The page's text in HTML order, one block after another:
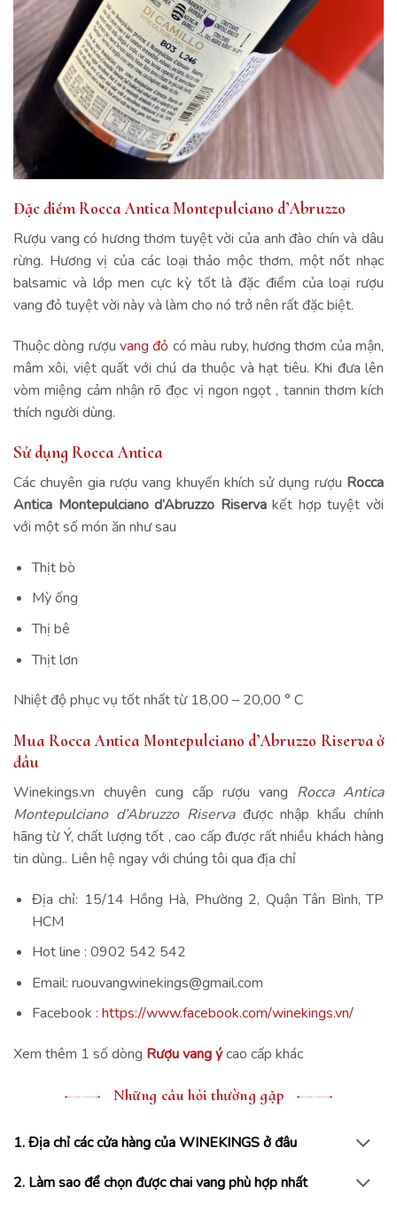
Đặc điểm Rocca Antica Montepulciano d’Abruzzo
Rượu vang có hương thơm tuyệt vời của anh đào chín và dâu
rừng. Hương vị của các loại thảo mộc thơm, một nốt nhạc
balsamic và lớp men cực kỳ tốt là đặc điểm của loại rượu
vang đỏ tuyệt vời này và làm cho nó trở nên rất đặc biệt.
Thuộc dòng rượuvang đỏ có màu ruby, hương thơm của mận,
mâm xôi, việt quất với chú da thuộc và hạt tiêu. Khi đưa lên
vòm miệng cảm nhận rõ đọc vị ngon ngọt , tannin thơm kích
thích người dùng.
Sử dụng Rocca Antica
Các chuyên gia rượu vang khuyến khích sử dụng rượu Rocca
Antica Montepulciano d’Abruzzo Riservakết hợp tuyệt vời
với một số món ăn như sau
Thịt bò
Mỳ ống
Thị bê
Thịt lơn
Nhiệt độ phục vụ tốt nhất từ 18,00 – 20,00 ° C
Mua Rocca Antica Montepulciano d’Abruzzo Riserva ở
đâu
Winekings.vn chuyên cung cấp rượu vang Rocca Antica
Montepulciano d’Abruzzo Riservađược nhập khẩu chính
hãng từ Ý, chất lượng tốt , cao cấp được rất nhiều khách hàng
tin dùng.. Liên hệ ngay với chúng tôi qua địa chỉ
Địa chỉ: 15/14 Hồng Hà, Phường 2, Quận Tân Bình, TP
HCM
Hot line : 0902 542 542
Email: ruouvangwinekings@gmail.com
Facebook : https://www.facebook.com/winekings.vn/
Xem thêm 1 số dòng Rượu vang ýcao cấp khác
Những câu hỏi thường gặp
1. Địa chỉ các cửa hàng của WINEKINGS ở đâu
2. Làm sao để chọn được chai vang phù hợp nhất